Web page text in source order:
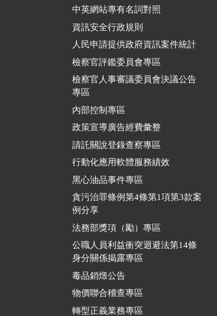
中英網站專有名詞對照
資訊安全行政規則
人民申請提供政府資訊案件統計
檢察官評鑑委員會專區
檢察官人事審議委員會決議公告
專區
內部控制專區
政策宣導廣告經費彙整
請託關說登錄查察專區
行動化應用軟體服務績效
黑心油品事件專區
貪污治罪條例第4條第1項第3款案
例分享
法務部獎項（勵）專區
公職人員利益衝突迴避法第14條
身分關係揭露專區
毒品銷燬公告
物價聯合稽查專區
轉型正義業務專區